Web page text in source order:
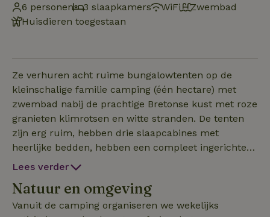
6 personen
3 slaapkamers WiFi
Zwembad
Huisdieren toegestaan
Ze verhuren acht ruime bungalowtenten op de
kleinschalige familie camping (één hectare) met
zwembad nabij de prachtige Bretonse kust met roze
granieten klimrotsen en witte stranden. De tenten
zijn erg ruim, hebben drie slaapcabines met
heerlijke bedden, hebben een compleet ingerichte
keuken, een sofa en een buitenterras met fijne
gebouw naast de tent met toilet, aanrecht en
wastafel. De natuurhuisje is klein met acht plekken
Lees verder
Natuur en omgeving
Vanuit de camping organiseren we wekelijks